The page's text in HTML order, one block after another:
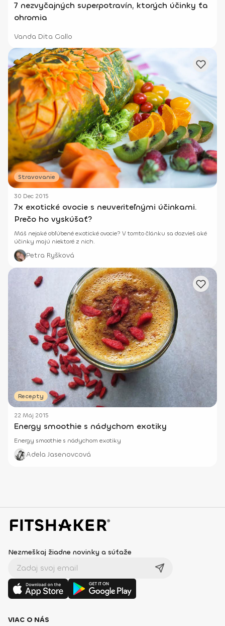
7 nezvyčajných superpotravín, ktorých účinky ťa
ohromia
Vanda Dita Gallo
Stravovanie
30 Dec 2015
7x exotické ovocie s neuveriteľnými účinkami.
Prečo ho vyskúšať?
Máš nejaké obľúbené exotické ovocie? V tomto článku sa dozvieš aké
účinky majú niektoré z nich.
Petra Ryšková
Recepty
22 Máj 2015
Energy smoothie s nádychom exotiky
Energy smoothie s nádychom exotiky
Adela Jasenovcová
Nezmeškaj žiadne novinky a súťaže
VIAC O NÁS